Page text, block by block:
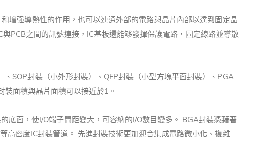
增强導熱性的作用，也可以連通外部的電路與晶片內部以達到固定晶
PCB之間的訊號連接，IC基板還能够發揮保護電路，固定線路並導散
SOP封裝（小外形封裝）、QFP封裝（小型方塊平面封裝）、PGA
面積與晶片面積可以接近於1。
底面，使I/O端子間距變大，可容納的I/O數目變多。 BGA封裝憑藉著
高密度IC封裝管道。 先進封裝技術更加迎合集成電路微小化、複雜